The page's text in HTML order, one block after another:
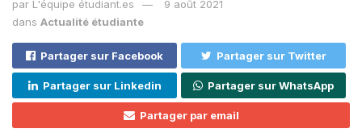
par L'équipe étudiant.es
9 août 2021
dans Actualité étudiante
Partager sur Facebook Partager sur Twitter
Partager sur Linkedin Partager sur WhatsApp
Partager par email